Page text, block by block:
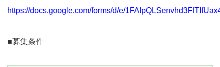
https://docs.google.com/forms/d/e/
■募集条件